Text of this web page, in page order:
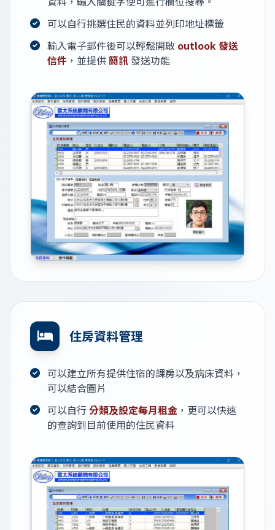
可以自行挑選住民的資料並列印地址標籤
輸入電子郵件後可以輕鬆開啟 outlook 發送
信件 ，並提供簡訊發送功能
住房資料管理
可以建立所有提供住宿的課房以及病床資料，
可以結合圖片
可以自行分類及設定每月租金 ，更可以快速
的查詢到目前使用的住民資料